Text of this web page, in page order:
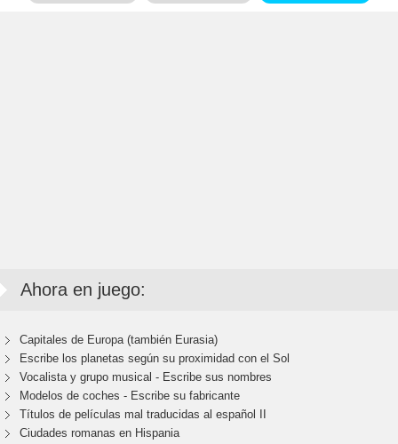
Ahora en juego:
Capitales de Europa (también Eurasia)
Escribe los planetas según su proximidad con el Sol
Vocalista y grupo musical - Escribe sus nombres
Modelos de coches - Escribe su fabricante
Títulos de películas mal traducidas al español II
Ciudades romanas en Hispania